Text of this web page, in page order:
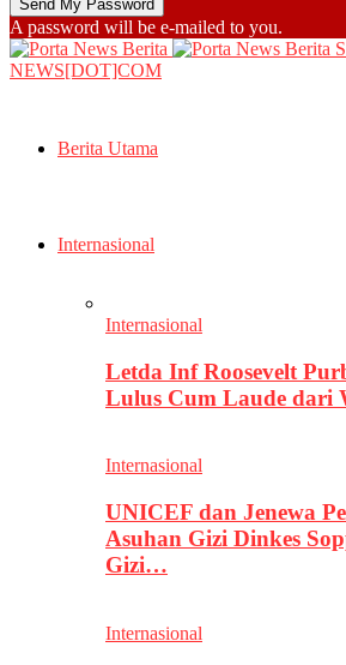
A password will be e-mailed to you.
NEWS[DOT]COM
Berita Utama
Internasional
Internasional
Letda Inf Roosevelt
Lulus Cum Laude dari
Internasional
UNICEF dan Jenewa
Asuhan Gizi Dinkes
Gizi…
Internasional